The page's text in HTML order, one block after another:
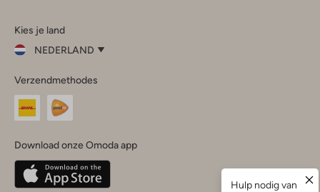
InstagramFacebook
Kies je land
NEDERLAND
je
land
Nederland
Belgique(Français)
Deutschland
Verzendmethodes
Download onze Omoda app